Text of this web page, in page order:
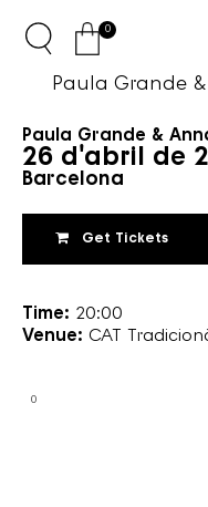
Paula Grande
0
Paula Grande &
26 d'abril de
Barcelona
Get Tickets
Time: 20:00
Venue: CAT
0